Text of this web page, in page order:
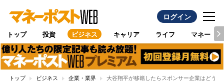
ログイン
トップ 投資 ビジネス キャリア ライフ マネー
トップ ビジネス 企業・業界 大谷翔平が移籍したらスポンサー企業はどう